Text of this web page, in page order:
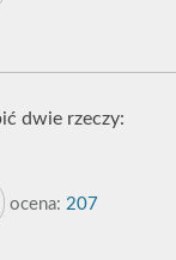
dwie rzeczy:
ocena: 207